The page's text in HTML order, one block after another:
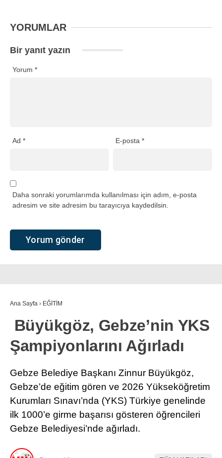
YORUMLAR
Bir yanıt yazın
Yorum *
Ad * E-posta*
Daha sonraki yorumlarımda kullanılması için adım, e-posta
adresim ve site adresim bu tarayıcıya kaydedilsin.
Ana Sayfa › EĞİTİM
Büyükgöz, Gebze’nin YKS
Şampiyonlarını Ağırladı
Gebze Belediye Başkanı Zinnur Büyükgöz,
Gebze’de eğitim gören ve 2026 Yükseköğretim
Kurumları Sınavı’nda (YKS) Türkiye genelinde
ilk 1000’e girme başarısı gösteren öğrencileri
Gebze Belediyesi’nde ağırladı.